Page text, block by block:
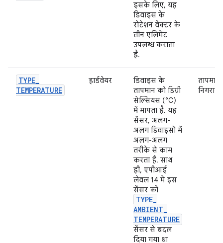
इसके लिए, यह
डिवाइस के
रोटेशन वेक्टर के
तीन एलिमेंट
उपलब्ध कराता
है.
TYPE_
TEMPERATURE
हार्डवेयर
डिवाइस के
तापमान को डिग्री
सेल्सियस (°C)
में मापता है. यह
सेंसर, अलग-
अलग डिवाइसों में
अलग-अलग
तरीके से काम
करता है. साथ
ही, एपीआई
लेवल 14 में इस
सेंसर को
TYPE_
AMBIENT_
TEMPERATURE
सेंसर से बदल
दिया गया था
तापमान